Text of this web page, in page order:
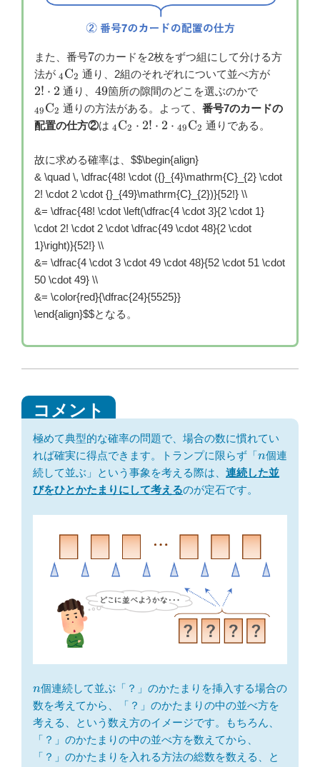
また、番号7
7のカードを2枚をずつ組にして分ける方
法が {}_{4}\mathrm{C}_{2}
4 C2 通り、2組のそれぞれについて並べ方が
2
2! ⋅ 2 通り、49
49箇所の隙間のどこを選ぶのかで
49 C2 通りの方法がある。よって、 番号7のカードの
配置の仕方②は {}_{4}\mathrm{C}_{2}
{}_{49}\mathrm{C}_{2}
4 C2 ⋅ 2! ⋅ 2 ⋅ 49 C2 通りである。
故に求める確率は、 $$\begin{align}
& \quad \, \dfrac{48! \cdot ({}_{4}\mathrm{C}_{2} \cdot
2! \cdot 2 \cdot {}_{49}\mathrm{C}_{2})}{52!} \\
&= \dfrac{48! \cdot \left(\dfrac{4 \cdot 3}{2 \cdot 1}
\cdot 2! \cdot 2 \cdot \dfrac{49 \cdot 48}{2 \cdot
1}\right)}{52!} \\
&= \dfrac{4 \cdot 3 \cdot 49 \cdot 48}{52 \cdot 51 \cdot
50 \cdot 49} \\
&= \color{red}{\dfrac{24}{5525}}
\end{align}$$となる。
極めて典型的な確率の問題で、場合の数に慣れてい
れば確実に得点できます。トランプに限らず「n
n個連
続して並ぶ」という事象を考える際は、 連続した並
びをひとかたまりにして考えるのが定石です。
n
n個連続して並ぶ「？」のかたまりを挿入する場合の
数を考えてから、「？」のかたまりの中の並べ方を
考える、という数え方のイメージです。もちろん、
「？」のかたまりの中の並べ方を数えてから、
「？」のかたまりを入れる方法の総数を数える、と